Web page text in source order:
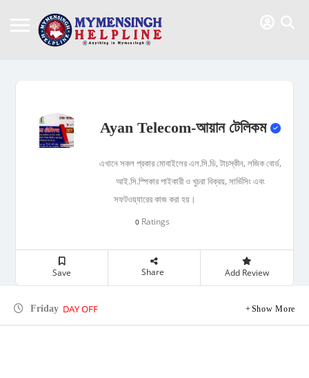
Ayan Telecom-আয়ান টেলিকম
এখানে সকল প্রকার মোবাইলের এল.সি.ডি, টাচস্কীন, লজিক বোর্ড,
আই.সি.স্পিকার পাইকারী ও খুচরা বিক্রয়, সার্ভিসিং এবং
সফটওয়্যারের কাজ করা হয়।
0 Ratings
Save Share Add Review
Friday DAY OFF Show More